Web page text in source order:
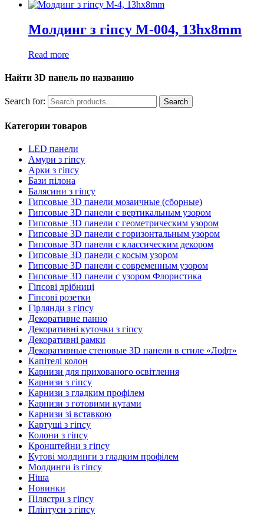
Молдинг з гіпсу М-004, 13hx8mm
Read more
Найти 3D панель по названию
Search for: Search
Категории товаров
LED панели
Амури з гіпсу
Арки з гіпсу
Бази пілона
Балясини з гіпсу
Гипсовые 3D панели мозаичные (сборные)
Гипсовые 3D панели с вертикальным узором
Гипсовые 3D панели с геометрическим узором
Гипсовые 3D панели с горизонтальным узором
Гипсовые 3D панели с классическим декором
Гипсовые 3D панели с косым узором
Гипсовые 3D панели с современным узором
Гипсовые 3D панели с узором Флористика
Гіпсові дрібниці
Гіпсові розетки
Гірлянди з гіпсу
Декоративне панно
Декоративні куточки з гіпсу
Декоративні рамки
Декоративные стеновые 3D панели в стиле «Лофт»
Капітелі колон
Карнизи для прихованого освітлення
Карнизи з гіпсу
Карнизи з гладким профілем
Карнизи з готовими кутами
Карнизи зі вставкою
Картуші з гіпсу
Колони з гіпсу
Кронштейни з гіпсу
Кутові молдинги з гладким профілем
Молдинги із гіпсу
Ніша
Новинки
Пілястри з гіпсу
Плінтуси з гіпсу